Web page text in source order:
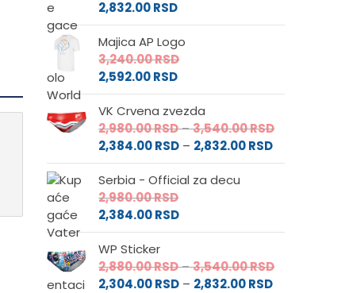
2,832.00RSD
Majica AP Logo
3,240.00RSD
2,592.00RSD
VK Crvena zvezda
2,980.00RSD–3,540.00RSDRaspon
od
2,384.00RSD – 2,832.00RSDRaspon
cena:
2,832.00 RSD
Serbia - Official za decu
2,980.00RSD
2,384.00RSD
WP Sticker
2,880.00RSD–3,540.00RSDRaspon
2,304.00RSD – 2,832.00RSDRaspon